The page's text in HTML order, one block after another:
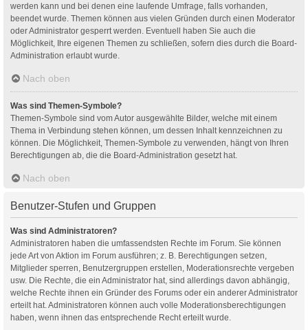
werden kann und bei denen eine laufende Umfrage, falls vorhanden,
beendet wurde. Themen können aus vielen Gründen durch einen Moderator
oder Administrator gesperrt werden. Eventuell haben Sie auch die
Möglichkeit, Ihre eigenen Themen zu schließen, sofern dies durch die Board-
Administration erlaubt wurde.
Nach oben
Was sind Themen-Symbole?
Themen-Symbole sind vom Autor ausgewählte Bilder, welche mit einem
Thema in Verbindung stehen können, um dessen Inhalt kennzeichnen zu
können. Die Möglichkeit, Themen-Symbole zu verwenden, hängt von Ihren
Berechtigungen ab, die die Board-Administration gesetzt hat.
Nach oben
Benutzer-Stufen und Gruppen
Was sind Administratoren?
Administratoren haben die umfassendsten Rechte im Forum. Sie können
jede Art von Aktion im Forum ausführen; z. B. Berechtigungen setzen,
Mitglieder sperren, Benutzergruppen erstellen, Moderationsrechte vergeben
usw. Die Rechte, die ein Administrator hat, sind allerdings davon abhängig,
welche Rechte ihnen ein Gründer des Forums oder ein anderer Administrator
erteilt hat. Administratoren können auch volle Moderationsberechtigungen
haben, wenn ihnen das entsprechende Recht erteilt wurde.